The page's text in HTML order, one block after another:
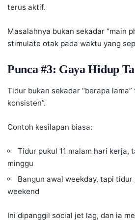
terus aktif.
Masalahnya bukan sekadar “main
stimulate otak pada waktu yang
Punca #3: Gaya Hidup
Tidur bukan sekadar “berapa
konsisten”.
Contoh kesilapan biasa:
Tidur pukul 11 malam hari kerja,
minggu
Bangun awal weekday, tapi
weekend
Ini dipanggil social jet lag, dan ia